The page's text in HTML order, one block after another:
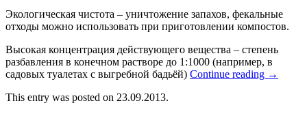
Экологическая чистота – уничтожение запахов, фекальные
отходы можно использовать при приготовлении компостов.
Высокая концентрация действующего вещества – степень
разбавления в конечном растворе до 1:1000 (например, в
садовых туалетах с выгребной бадьёй) Continue reading →
This entry was posted on 23.09.2013.